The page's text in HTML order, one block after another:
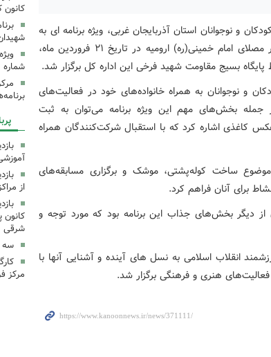
و نوجوانان استان آذربایجان غربی، ویژه برنامه ای به
مناسبت چهلمین روز شهادت رهبر انقلاب اسلامی در مصلای امام خمینی(ره) ارومیه در تاریخ ۲۱ فروردین ماه،
بسیج مقاومت شهید فرخی این اداره کل برگزار شد.
و نوجوانان به همراه خانواده‌های خود در فعالیت‌های
بخش‌های مهم این ویژه برنامه می‌توان به ثبت
کاغذی اشاره کرد که با استقبال شرکت‌کنندگان همراه
ساخت کوله‌پشتی، موشک و برگزاری مسابقه‌های
برای آنان فراهم کرد.
دیگر بخش‌های جذاب این برنامه بود که مورد توجه و
انقلاب اسلامی به نسل های آینده و آشنایی آنها با
هنری و فرهنگی برگزار شد.
کانون
شماره ۱۱ کانون کرمانشاه برگزار شد
از
کانون
شرقی
سه
مرکز